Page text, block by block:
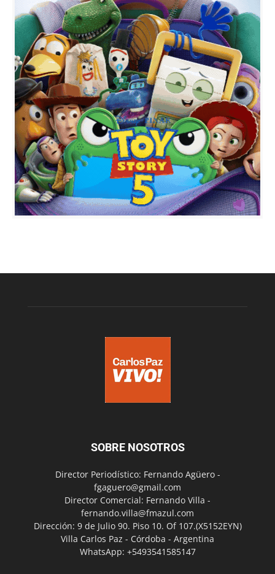
SOBRE NOSOTROS
Director Periodístico: Fernando Agüero -
fgaguero@gmail.com
Director Comercial: Fernando Villa -
fernando.villa@fmazul.com
Dirección: 9 de Julio 90. Piso 10. Of 107.(X5152EYN)
Villa Carlos Paz - Córdoba - Argentina
WhatsApp: +5493541585147